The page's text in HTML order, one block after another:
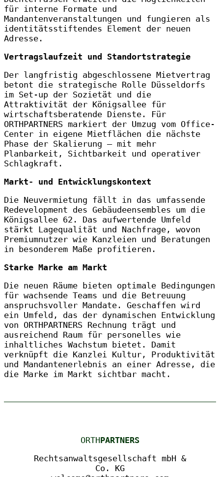
für interne Formate und
Mandantenveranstaltungen und fungieren als
identitätsstiftendes Element der neuen
Adresse.
Vertragslaufzeit und Standortstrategie
Der langfristig abgeschlossene Mietvertrag
betont die strategische Rolle Düsseldorfs
im Set-up der Sozietät und die
Attraktivität der Königsallee für
wirtschaftsberatende Dienste. Für
ORTHPARTNERS markiert der Umzug vom Office-
Center in eigene Mietflächen die nächste
Phase der Skalierung – mit mehr
Planbarkeit, Sichtbarkeit und operativer
Schlagkraft.
Markt- und Entwicklungskontext
Die Neuvermietung fällt in das umfassende
Redevelopment des Gebäudeensembles um die
Königsallee 62. Das aufwertende Umfeld
stärkt Lagequalität und Nachfrage, wovon
Premiumnutzer wie Kanzleien und Beratungen
in besonderem Maße profitieren.
Starke Marke am Markt
Die neuen Räume bieten optimale Bedingungen
für wachsende Teams und die Betreuung
anspruchsvoller Mandate. Geschaffen wird
ein Umfeld, das der dynamischen Entwicklung
von ORTHPARTNERS Rechnung trägt und
ausreichend Raum für personelles wie
inhaltliches Wachstum bietet. Damit
verknüpft die Kanzlei Kultur, Produktivität
und Mandantenerlebnis an einer Adresse, die
die Marke im Markt sichtbar macht.
ORTHPARTNERS
Rechtsanwaltsgesellschaft mbH &
Co. KG